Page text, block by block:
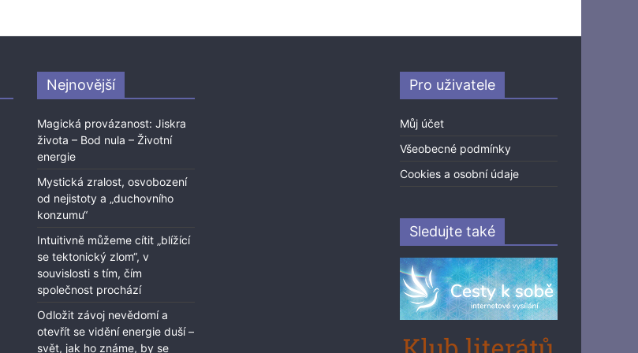
Nejnovější
Magická provázanost: Jiskra
života – Bod nula – Životní
energie
Mystická zralost, osvobození
od nejistoty a „duchovního
konzumu“
Intuitivně můžeme cítit „blížící
se tektonický zlom“, v
souvislosti s tím, čím
společnost prochází
Odložit závoj nevědomí a
otevřít se vidění energie duší –
svět, jak ho známe, by se
Pro uživatele
Můj účet
Všeobecné podmínky
Cookies a osobní údaje
Sledujte také